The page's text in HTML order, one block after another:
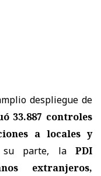
despliegue de
33.887 controles
a locales y
parte, la PDI
extranjeros,